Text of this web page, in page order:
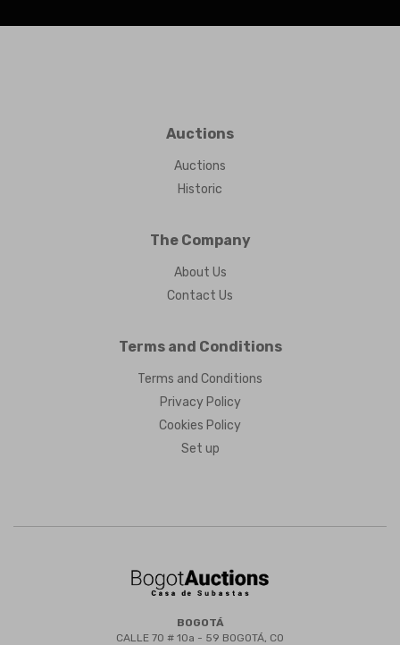
Auctions
Auctions
Historic
The Company
About Us
Contact Us
Terms and Conditions
Terms and Conditions
Privacy Policy
Cookies Policy
Set up
BOGOTÁ
CALLE 70 # 10a - 59 BOGOTÁ, CO